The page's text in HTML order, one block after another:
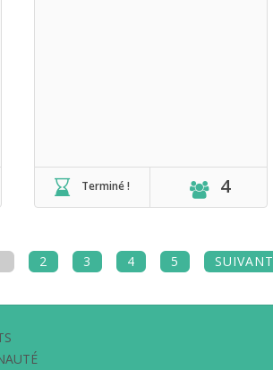
Terminé ! 4
2 3 4 5 SUIVANT